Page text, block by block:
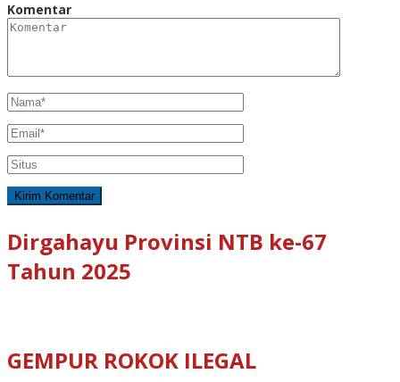
Komentar
Dirgahayu Provinsi NTB ke-67
Tahun 2025
GEMPUR ROKOK ILEGAL